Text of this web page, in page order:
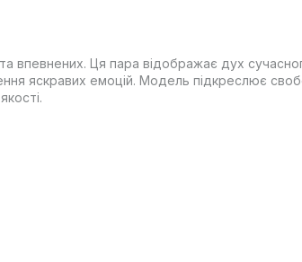
впевнених. Ця пара відображає дух
яскравих емоцій. Модель підкреслює